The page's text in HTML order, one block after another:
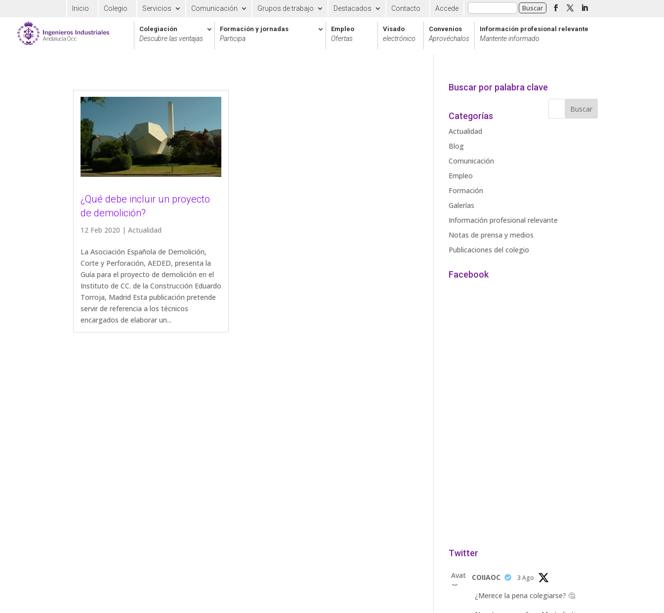
Inicio Colegio Servicios Comunicación Grupos de trabajo Destacados Contacto Accede
Colegiación
Descubre las ventajas
Formación y jornadas
Participa
Empleo
Ofertas
Visado
electrónico
Convenios
Aprovéchalos
Información profesional relevante
Mantente informado
¿Qué debe incluir un proyecto
de demolición?
12 Feb 2020 | Actualidad
La Asociación Española de Demolición,
Corte y Perforación, AEDED, presenta la
Guía para el proyecto de demolición en el
Instituto de CC. de la Construcción Eduardo
Torroja, Madrid Esta publicación pretende
servir de referencia a los técnicos
encargados de elaborar un...
Buscar por palabra clave
Categorías
Actualidad
Blog
Comunicación
Empleo
Formación
Galerías
Información profesional relevante
Notas de prensa y medios
Publicaciones del colegio
Facebook
Twitter
Avat
ar
COIIAOC 3 Ago
¿Merece la pena colegiarse? 🤔